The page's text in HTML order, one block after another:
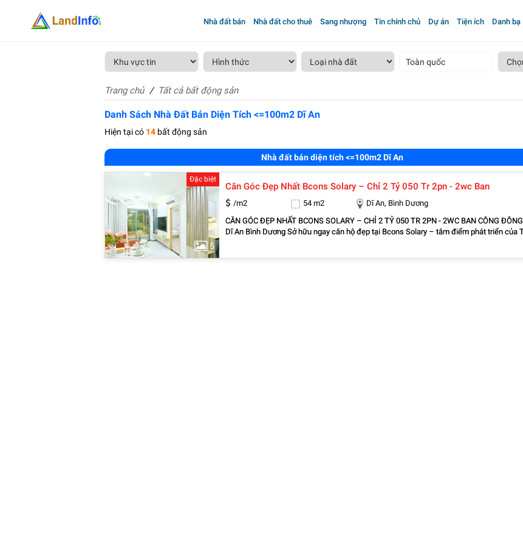
Nhà đất bán Nhà đất cho thuê Sang nhượng Tin chính chủ Dự án Tiện ích Danh bạ
Toàn quốc
Trang chủ Tất cả bất động sản
Danh Sách Nhà Đất Bán Diện Tích <=100m2 Dĩ An
Hiện tại có 14 bất động sản
Nhà đất bán diện tích <=100m2 Dĩ An
5
Đặc biệt
Căn Góc Đẹp Nhất Bcons Solary – Chỉ 2 Tỷ 050 Tr 2pn - 2wc Ban
/m2 54 m2
Dĩ An, Bình Dương
CĂN GÓC ĐẸP NHẤT BCONS SOLARY – CHỈ 2 TỶ 050 TR 2PN - 2WC BAN CÔNG ĐÔNG NAM tại
Dĩ An Bình Dương Sở hữu ngay căn hộ đẹp tại Bcons Solary – tâm điểm phát triển của Tân Đông